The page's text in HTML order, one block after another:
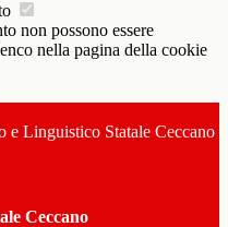
non possono essere
nella pagina della cookie
e Linguistico Statale Ceccano
Ceccano